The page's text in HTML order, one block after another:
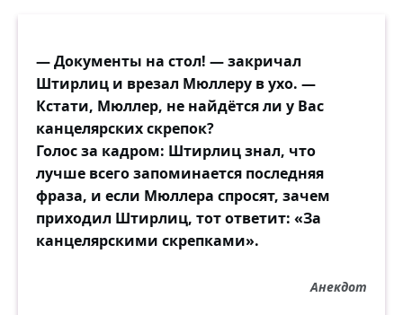
— Документы на стол! — закричал
Штирлиц и врезал Мюллеру в ухо. —
Кстати, Мюллер, не найдётся ли у Вас
канцелярских скрепок?
Голос за кадром: Штирлиц знал, что
лучше всего запоминается последняя
фраза, и если Мюллера спросят, зачем
приходил Штирлиц, тот ответит: «За
канцелярскими скрепками».
Анекдот